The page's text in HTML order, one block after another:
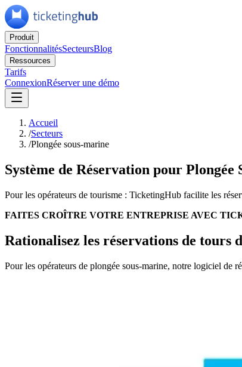
Produit
FonctionnalitésSecteursBlog
Ressources
Tarifs
ConnexionRéserver une démo
Accueil
/Secteurs
/Plongée sous-marine
Système de Réservation pour Plongée
Pour les opérateurs de tourisme : TicketingHub facilite les
FAITES CROÎTRE VOTRE ENTREPRISE AVEC
Rationalisez les réservations de tours
Pour les opérateurs de plongée sous-marine, notre logiciel de